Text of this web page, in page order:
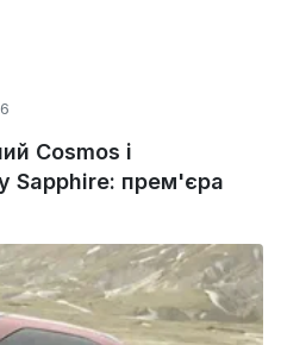
Cosmos і
Sapphire: прем'єра